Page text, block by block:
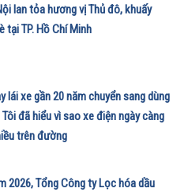
lan tỏa hương vị Thủ đô, khuấy
tại TP. Hồ Chí Minh
lái xe gần 20 năm chuyển sang dùng
Tôi đã hiểu vì sao xe điện ngày càng
trên đường
2026, Tổng Công ty Lọc hóa dầu